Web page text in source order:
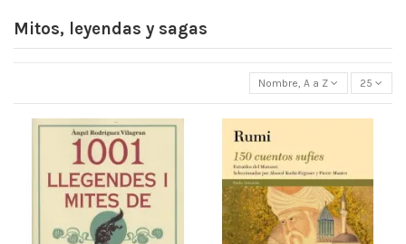
Mitos, leyendas y sagas
Nombre, A a Z 25